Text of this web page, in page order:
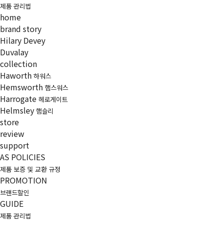
제품 관리법
home
brand story
Hilary Devey
Duvalay
collection
Haworth 하워스
Hemsworth 햄스워스
Harrogate 헤로게이트
Helmsley 햄슬리
store
review
support
AS POLICIES
제품 보증 및 교환 규정
PROMOTION
브랜드할인
GUIDE
제품 관리법